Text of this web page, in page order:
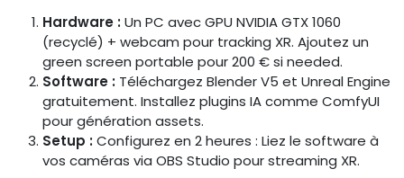
Hardware :Un PC avec GPU NVIDIA GTX 1060
(recyclé) + webcam pour tracking XR. Ajoutez un
green screen portable pour 200 € si needed.
Software : Téléchargez Blender V5 et Unreal Engine
gratuitement. Installez plugins IA comme ComfyUI
pour génération assets.
Setup :Configurez en 2 heures : Liez le software à
vos caméras via OBS Studio pour streaming XR.